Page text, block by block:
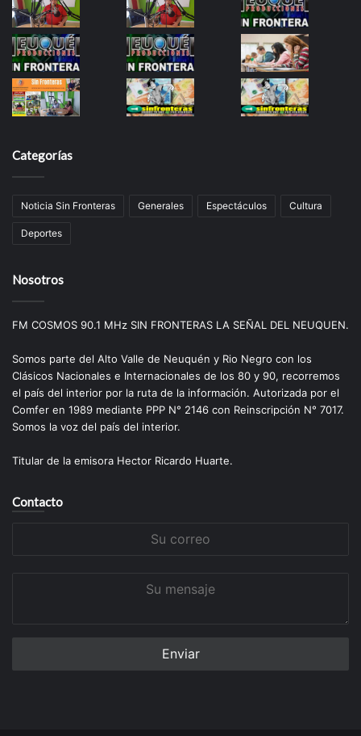
Categorías
Noticia Sin Fronteras Generales Espectáculos Cultura
Deportes
Nosotros
FM COSMOS 90.1 MHz SIN FRONTERAS LA SEÑAL DEL NEUQUEN.
Somos parte del Alto Valle de Neuquén y Rio Negro con los
Clásicos Nacionales e Internacionales de los 80 y 90, recorremos
el país del interior por la ruta de la información. Autorizada por el
Comfer en 1989 mediante PPP N° 2146 con Reinscripción N° 7017.
Somos la voz del país del interior.
Titular de la emisora Hector Ricardo Huarte.
Contacto